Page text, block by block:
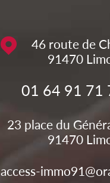
46 route de
91470
01 64 91 71
23 place du
91470
access-